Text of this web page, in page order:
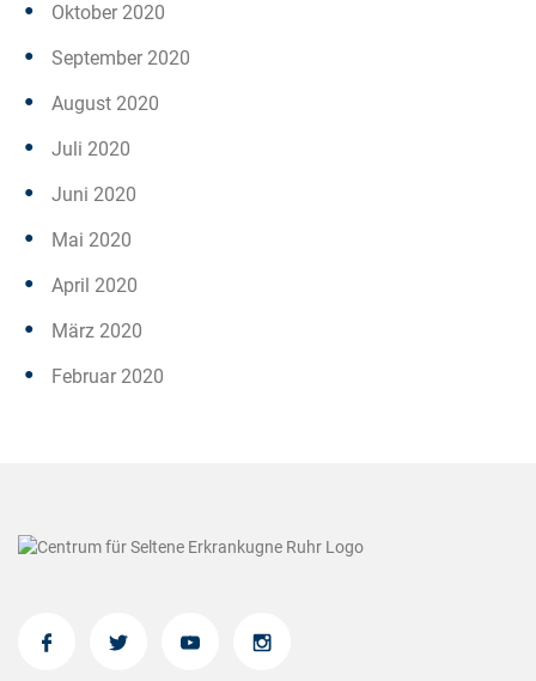
Oktober 2020
September 2020
August 2020
Juli 2020
Juni 2020
Mai 2020
April 2020
März 2020
Februar 2020